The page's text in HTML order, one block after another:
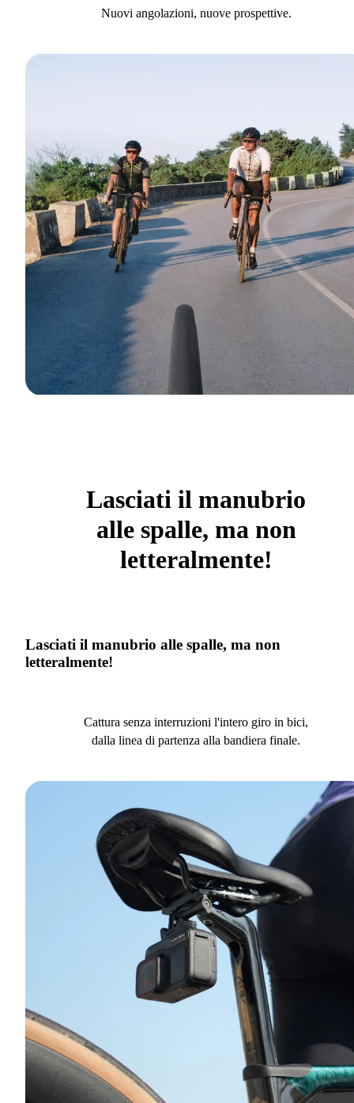
Nuovi angolazioni, nuove prospettive.
Lasciati il manubrio
alle spalle, ma non
letteralmente!
Lasciati il manubrio alle spalle, ma non
letteralmente!
Cattura senza interruzioni l'intero giro in bici,
dalla linea di partenza alla bandiera finale.